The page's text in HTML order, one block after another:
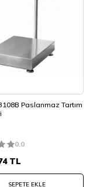
Paslanmaz Tartım
0.0
TL
SEPETE EKLE